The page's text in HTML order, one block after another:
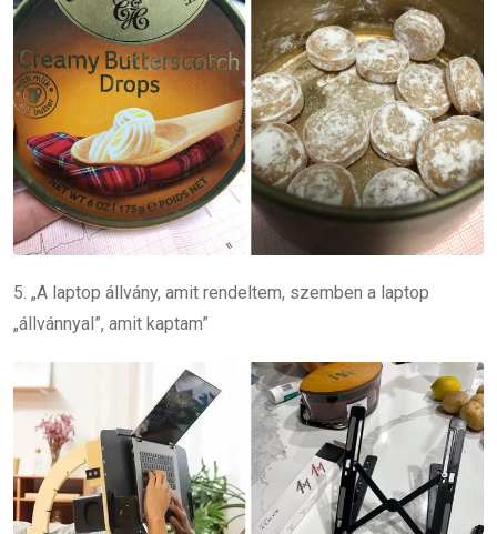
5. „A laptop állvány, amit rendeltem, szemben a laptop
„állvánnyal”, amit kaptam”